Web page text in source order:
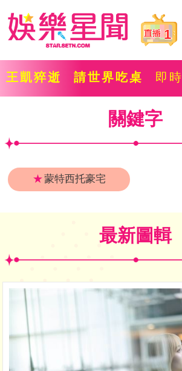
1
王凱猝逝 請世界吃桌 即時
關鍵字
★蒙特西托豪宅
最新圖輯